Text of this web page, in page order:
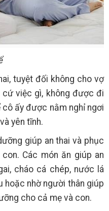
tuyệt đối không cho vợ
cứ việc gì, không được đi
cô ấy được nằm nghỉ ngơi
yên tĩnh.
giúp an thai và phục
Các món ăn giúp an
cháo cá chép, nước lá
hoặc nhờ người thân giúp
cho cả mẹ và con.